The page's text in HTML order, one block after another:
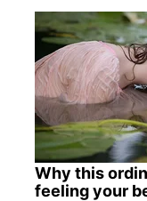
Why this
feeling your